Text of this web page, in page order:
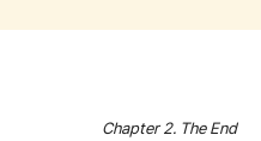
Chapter 2. The End